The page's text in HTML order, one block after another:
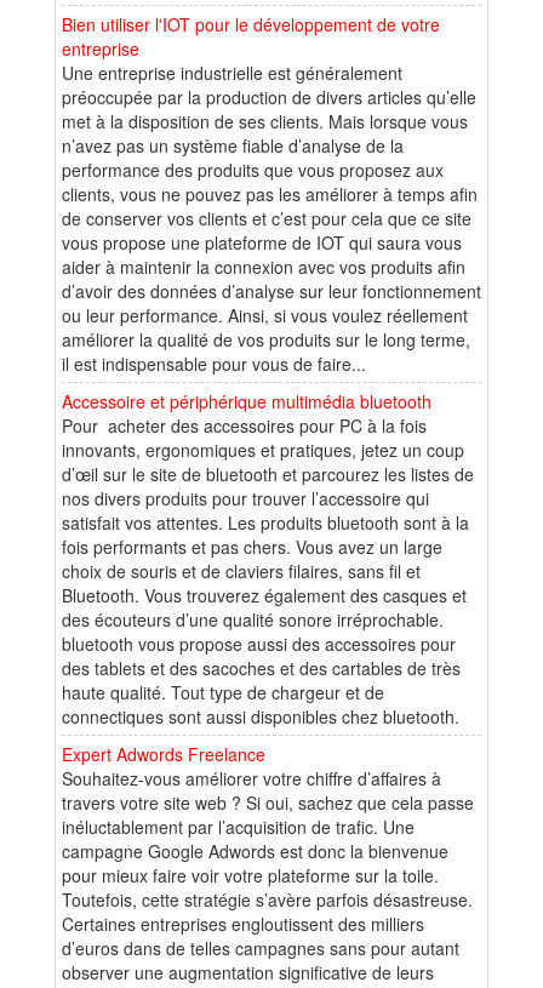
Bien utiliser l'IOT pour le développement de votre
entreprise
Une entreprise industrielle est généralement
préoccupée par la production de divers articles qu’elle
met à la disposition de ses clients. Mais lorsque vous
n’avez pas un système fiable d’analyse de la
performance des produits que vous proposez aux
clients, vous ne pouvez pas les améliorer à temps afin
de conserver vos clients et c’est pour cela que ce site
vous propose une plateforme de IOT qui saura vous
aider à maintenir la connexion avec vos produits afin
d’avoir des données d’analyse sur leur fonctionnement
ou leur performance. Ainsi, si vous voulez réellement
améliorer la qualité de vos produits sur le long terme,
il est indispensable pour vous de faire...
Accessoire et périphérique multimédia bluetooth
Pour acheter des accessoires pour PC à la fois
innovants, ergonomiques et pratiques, jetez un coup
d’œil sur le site de bluetooth et parcourez les listes de
nos divers produits pour trouver l’accessoire qui
satisfait vos attentes. Les produits bluetooth sont à la
fois performants et pas chers. Vous avez un large
choix de souris et de claviers filaires, sans fil et
Bluetooth. Vous trouverez également des casques et
des écouteurs d’une qualité sonore irréprochable.
bluetooth vous propose aussi des accessoires pour
des tablets et des sacoches et des cartables de très
haute qualité. Tout type de chargeur et de
connectiques sont aussi disponibles chez bluetooth.
Expert Adwords Freelance
Souhaitez-vous améliorer votre chiffre d’affaires à
travers votre site web ? Si oui, sachez que cela passe
inéluctablement par l’acquisition de trafic. Une
campagne Google Adwords est donc la bienvenue
pour mieux faire voir votre plateforme sur la toile.
Toutefois, cette stratégie s’avère parfois désastreuse.
Certaines entreprises engloutissent des milliers
d’euros dans de telles campagnes sans pour autant
observer une augmentation significative de leurs